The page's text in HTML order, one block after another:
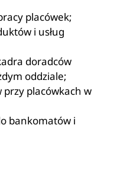
placówek;
i usług
doradców
oddziale;
przy placówkach w
bankomatów i